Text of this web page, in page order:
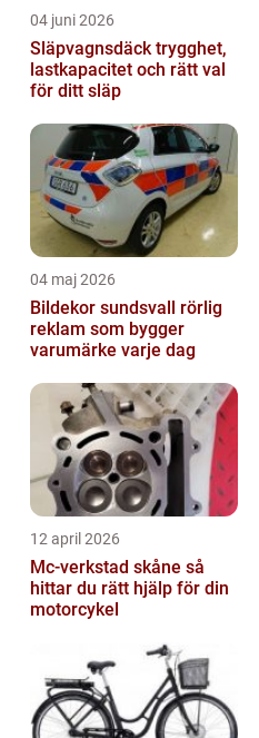
04 juni 2026
Släpvagnsdäck trygghet,
lastkapacitet och rätt val
för ditt släp
04 maj 2026
Bildekor sundsvall rörlig
reklam som bygger
varumärke varje dag
12 april 2026
Mc-verkstad skåne så
hittar du rätt hjälp för din
motorcykel